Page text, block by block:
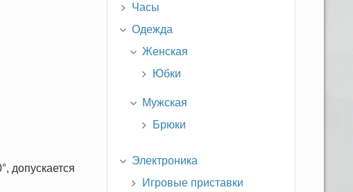
допускается
Часы
Одежда
Женская
Юбки
Мужская
Брюки
Электроника
Игровые приставки